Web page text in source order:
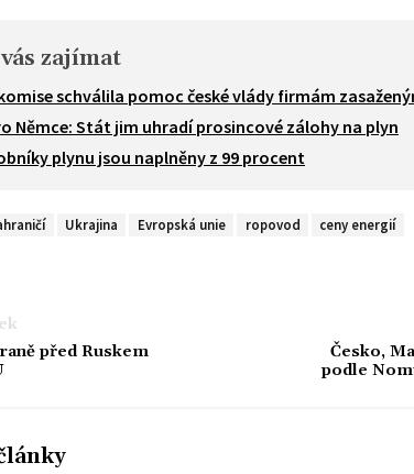
zajímat
schválila pomoc české vlády firmám
Němce: Stát jim uhradí prosincové zálohy na plyn
plynu jsou naplněny z 99 procent
Ukrajina Evropská unie ropovod ceny energií
před Ruskem
Česko,
podle